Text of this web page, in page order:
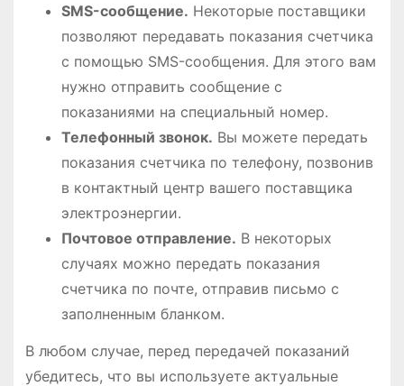
SMS-сообщение. Некоторые поставщики
позволяют передавать показания счетчика
с помощью SMS-сообщения. Для этого вам
нужно отправить сообщение с
показаниями на специальный номер.
Телефонный звонок. Вы можете передать
показания счетчика по телефону, позвонив
в контактный центр вашего поставщика
электроэнергии.
Почтовое отправление. В некоторых
случаях можно передать показания
счетчика по почте, отправив письмо с
заполненным бланком.
В любом случае, перед передачей показаний
убедитесь, что вы используете актуальные